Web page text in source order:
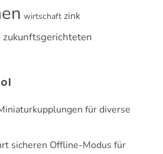
wirtschaft zink
zukunftsgerichteten
für diverse
sicheren Offline-Modus für